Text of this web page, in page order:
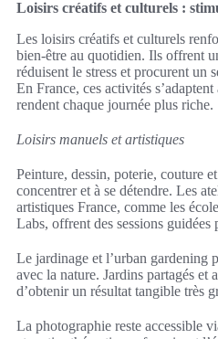
Loisirs créatifs et culturels :
Les loisirs créatifs et culturels
bien-être au quotidien. Ils offrent
réduisent le stress et procurent un
En France, ces activités
rendent chaque journée plus riche.
Loisirs manuels et artistiques
Peinture, dessin, poterie, couture
concentrer et à se détendre. Les
artistiques France, comme les
Labs, offrent des sessions guidées
Le jardinage et l’urban gardening
avec la nature. Jardins partagés et
d’obtenir un résultat tangible très
La photographie reste accessible